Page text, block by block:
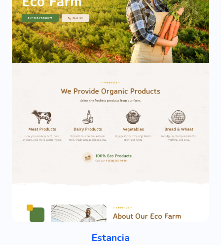
Estancia